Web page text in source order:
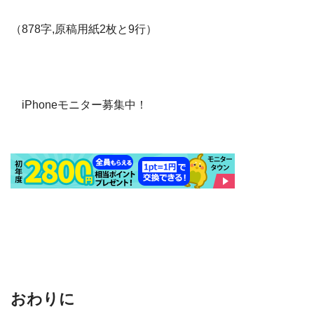
（878字,原稿用紙2枚と9行）
iPhoneモニター募集中！
おわりに